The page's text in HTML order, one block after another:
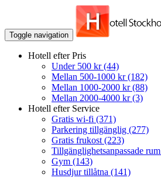
Toggle navigation
Hotell efter Pris
Under 500 kr(44)
Mellan 500-1000 kr(182)
Mellan 1000-2000 kr(88)
Mellan 2000-4000 kr(3)
Hotell efter Service
Gratis wi-fi (371)
Parkering tillgänglig (277)
Gratis frukost (223)
Tillgänglighetsanpassade rum
Gym (143)
Husdjur tillåtna (141)